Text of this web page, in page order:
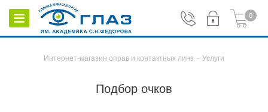
0
Интернет-магазин оправ и контактных линз - Услуги
Подбор очков